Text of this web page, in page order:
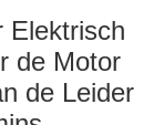
Elektrisch
de Motor
de Leider